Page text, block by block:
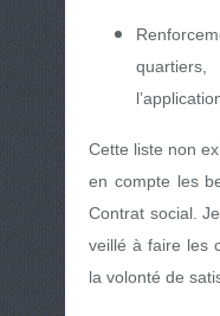
Cette liste non
en compte les
Contrat social.
veillé à faire les
la volonté de